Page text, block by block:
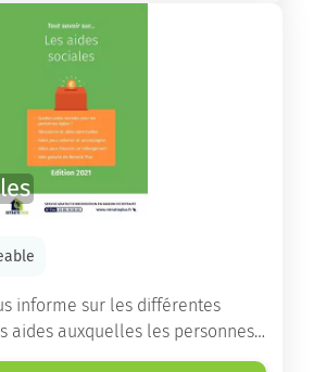
informe sur les différentes
aides auxquelles les personnes
financer un séjour en maison